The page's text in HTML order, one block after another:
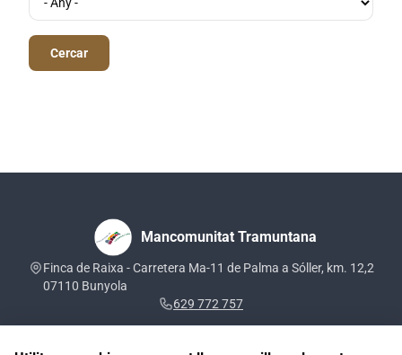
Mancomunitat Tramuntana
Finca de Raixa - Carretera Ma-11 de Palma a Sóller, km. 12,2
07110 Bunyola
629 772 757